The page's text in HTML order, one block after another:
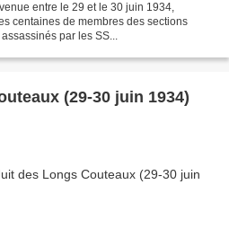
entre le 29 et le 30 juin 1934,
centaines de membres des sections
par les SS...
(29-30 juin 1934)